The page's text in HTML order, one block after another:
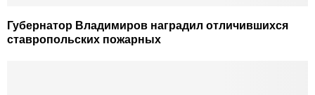
Губернатор Владимиров наградил отличившихся
ставропольских пожарных